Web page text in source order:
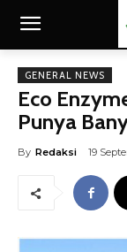
GENERAL NEWS
Eco
Punya
By Redaksi 19